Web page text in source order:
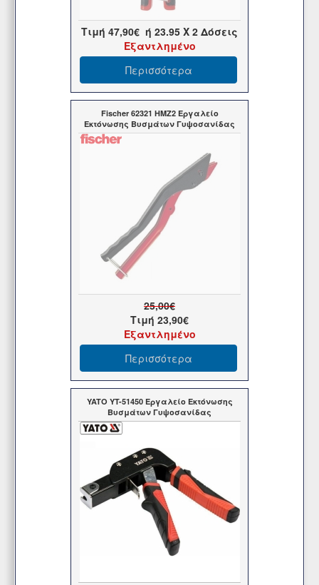
Τιμή 47,90€ ή 23.95 X 2 Δόσεις
Εξαντλημένο
Περισσότερα
Fischer 62321 HMZ2 Εργαλείο
Εκτόνωσης Βυσμάτων Γυψοσανίδας
25,00€
Τιμή 23,90€
Εξαντλημένο
Περισσότερα
YATO YT-51450 Εργαλείο Εκτόνωσης
Βυσμάτων Γυψοσανίδας